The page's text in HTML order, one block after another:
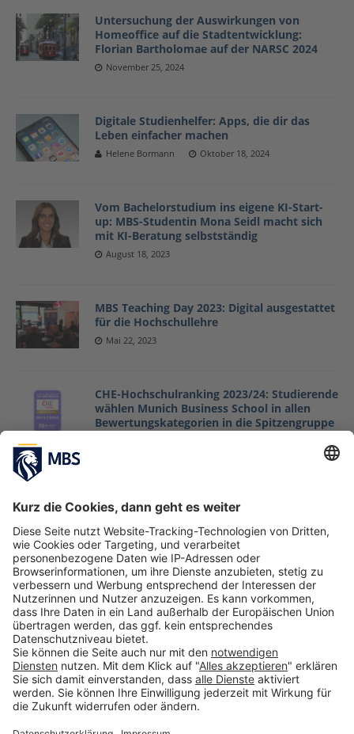
Untersuchung der Auswirkungen von
Homeoffice auf die Stadtentwicklung:
Florian Bartholomae auf der NARSC 2024
November 25, 2024
Digitale Studienhelfer: Apps, die dir das
Leben einfacher machen
Helene Bormann Oktober 18, 2024
Vom Bachelorstudium ins eigene KI-Start-
up: MBS-Studentin Mona Seidl macht sich
mit KI-Beratung selbstständig
August 18, 2023
MBS Teaching Day 2023: Digital ausgestattet
für die Hochschullehre
Mai 22, 2023
CHE-Hochschulranking 2023/24: Studierende
wählen Munich Business School in allen
Bewertungskategorien in die Spitzengruppe
März 27, 2023
Beruf nach dem BWL-Studium: Was macht
ein*e Supply Chain Manager*in?
Dezember 21, 2022
1 2 3 … 5 »